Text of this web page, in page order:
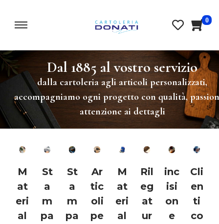
0
Dal 1885 al vostro servizio
dalla cartoleria agli articoli personalizzati,
accompagniamo ogni progetto con qualità,
attenzione ai dettagli
M
at
eri
al
St
a
m
pa
St
a
m
pa
Ar
tic
oli
pe
M
at
eri
al
Ril
eg
at
ur
inc
isi
on
e
Cli
en
ti
co